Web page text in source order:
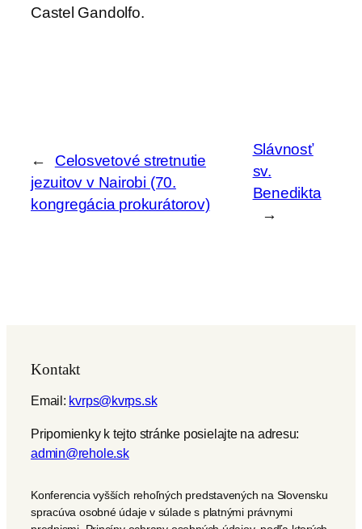
Castel Gandolfo.
←
Celosvetové stretnutie
jezuitov v Nairobi (70.
kongregácia prokurátorov)
Slávnosť
sv.
Benedikta
→
Kontakt
Email: kvrps@kvrps.sk
Pripomienky k tejto stránke posielajte na adresu:
admin@rehole.sk
Konferencia vyšších rehoľných predstavených na Slovensku
spracúva osobné údaje v súlade s platnými právnymi